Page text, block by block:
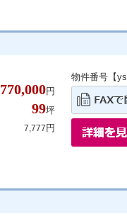
770,000円
99坪
7,777 円
物件番号【